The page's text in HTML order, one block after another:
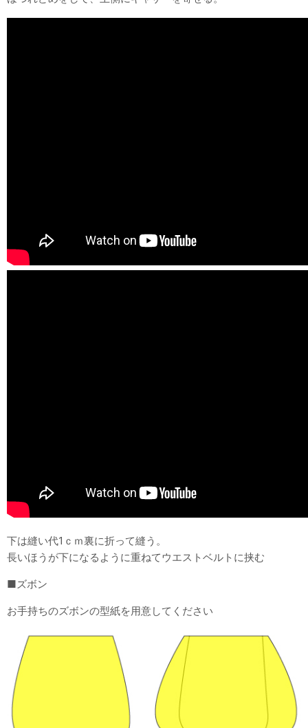
下は縫い代1ｃｍ裏に折って縫う。
長いほうが下になるように重ねてウエストベルトに挟む
■ズボン
お手持ちのズボンの型紙を用意してください